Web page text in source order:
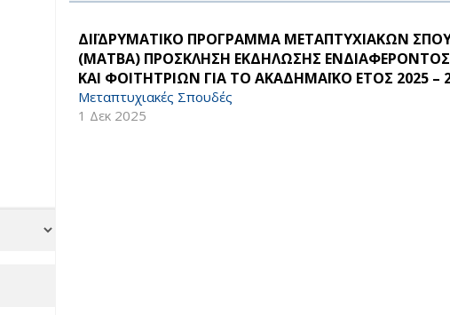
ΔΙΪΔΡΥΜΑΤΙΚΟ ΠΡΟΓΡΑΜΜΑ ΜΕΤΑΠΤΥΧΙΑΚΩΝ
(MATBA) ΠΡΟΣΚΛΗΣΗ ΕΚΔΗΛΩΣΗΣ
ΚΑΙ ΦΟΙΤΗΤΡΙΩΝ ΓΙΑ ΤΟ ΑΚΑΔΗΜΑΪΚΟ ΕΤΟΣ 2025 –
Μεταπτυχιακές Σπουδές
1 Δεκ 2025